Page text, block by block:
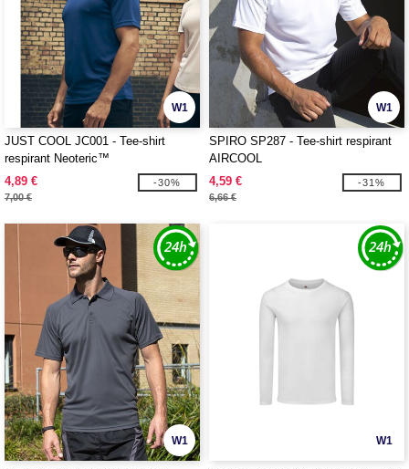
W1
JUST COOL JC001 - Tee-shirt
respirant Neoteric™
4,89 €
7,00 €
-30%
W1
SPIRO SP287 - Tee-shirt respirant
AIRCOOL
4,59 €
6,66 €
-31%
W1 W1